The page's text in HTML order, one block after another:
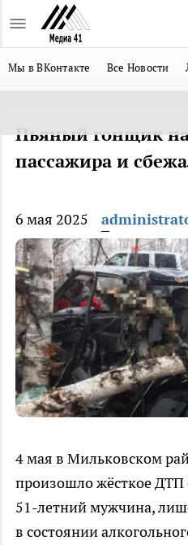
Мы в ВКонтакте Все Новости
Пьяный гонщик
пассажира и
6 мая 2025
4 мая в Мильковском
произошло жёсткое ДТП
51-летний мужчина,
в состоянии